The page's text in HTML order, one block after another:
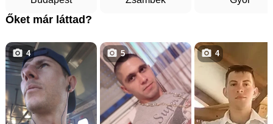
Őket már láttad?
4 5 4